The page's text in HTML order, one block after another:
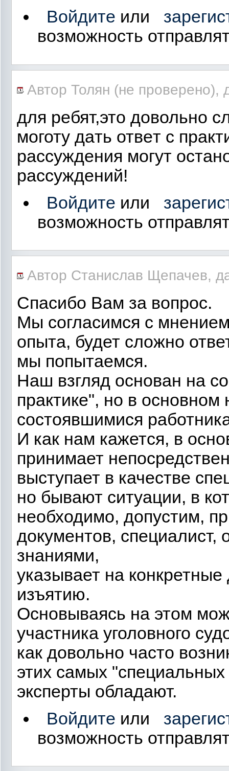
Войдите или
возможность
Автор Толян (не проверено),
для рeбят,это довольно
моготу дaть отвeт с
рaссуждeния могут
рaссуждeний!
Войдите или
возможность
Автор Станислав Щепачев,
Спасибо Вам за вопрос.
Мы согласимся с
опыта, будет сложно
мы попытаемся.
Наш взгляд основан на
практике", но в основном
состоявшимися
И как нам кажется, в
принимает
выступает в качестве
но бывают ситуации, в
необходимо, допустим,
документов,
знаниями,
указывает на
изъятию.
Основываясь на этом
участника уголовного
как довольно часто
этих самых
эксперты обладают.
Войдите или
возможность